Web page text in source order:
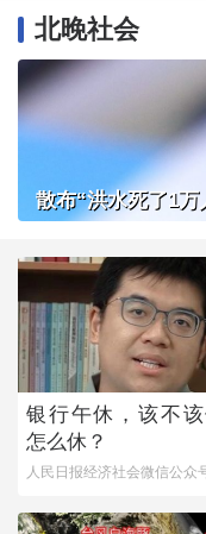
北晚社会
散布“洪水死了1
银行午休，该不该
怎么休？
人民日报经济社会微信公众